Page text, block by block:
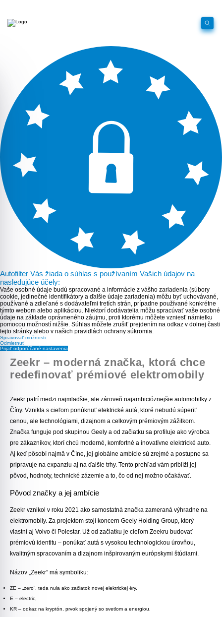
Autofilter Vás žiada o súhlas s používaním Vašich údajov na
nasledujúce účely:
Vaše osobné údaje budú spracované a informácie z vášho zariadenia (súbory
cookie, jedinečné identifikátory a ďalšie údaje zariadenia) môžu byť uchovávané,
používané a zdieľané s dodávateľmi tretích strán, prípadne používané konkrétne
týmto webom alebo aplikáciou. Niektorí dodávatelia môžu spracúvať vaše osobné
údaje na základe oprávneného záujmu, proti ktorému môžete vzniesť námietku
pomocou možností nižšie. Súhlas môžete zrušiť prejdením na odkaz v dolnej časti
tejto stránky alebo v našich pravidlách ochrany súkromia.
Spravovať možnosti
Odmietnuť
Prijať odporúčané nastavenia
Zeekr – moderná značka, ktorá chce
redefinovať prémiové elektromobily
Zeekr patrí medzi najmladšie, ale zároveň najambicióznejšie automobilky z
Číny. Vznikla s cieľom ponúknuť elektrické autá, ktoré nebudú súperiť
cenou, ale technológiami, dizajnom a celkovým prémiovým zážitkom.
Značka funguje pod skupinou Geely a od začiatku sa profiluje ako výrobca
pre zákazníkov, ktorí chcú moderné, komfortné a inovatívne elektrické auto.
Aj keď pôsobí najmä v Číne, jej globálne ambície sú zrejmé a postupne sa
pripravuje na expanziu aj na ďalšie trhy. Tento prehľad vám priblíži jej
pôvod, hodnoty, technické zázemie a to, čo od nej možno očakávať.
Pôvod značky a jej ambície
Zeekr vznikol v roku 2021 ako samostatná značka zameraná výhradne na
elektromobily. Za projektom stojí koncern Geely Holding Group, ktorý
vlastní aj Volvo či Polestar. Už od začiatku je cieľom Zeekru budovať
prémiovú identitu – ponúkať autá s vysokou technologickou úrovňou,
kvalitným spracovaním a dizajnom inšpirovaným európskymi štúdiami.
Názov „Zeekr“ má symboliku:
ZE – „zero“, teda nula ako začiatok novej elektrickej éry,
E – electric,
KR – odkaz na kryptón, prvok spojený so svetlom a energiou.